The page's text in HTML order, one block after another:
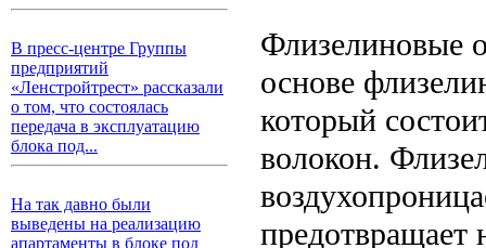
В пресс-центре Группы
предприятий
«Ленстройтрест» рассказали
о том, что состоялась
передача в эксплуатацию
блока под...
На так давно были
выведены на реализацию
апартаменты в блоке под
Флизелиновые
основе
который
волокон.
предотвращает